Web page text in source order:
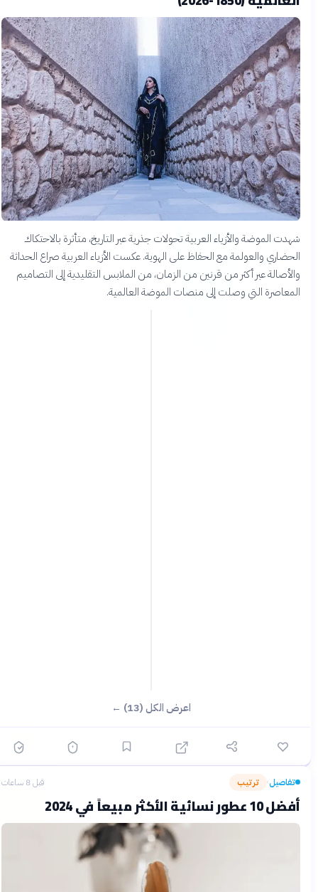
شهدت الموضة والأزياء العربية تحولات جذرية عبر التاريخ، متأثرة بالاحتكاك
الحضاري والعولمة مع الحفاظ على الهوية. عكست الأزياء العربية صراع الحداثة
والأصالة عبر أكثر من قرنين من الزمان، من الملابس التقليدية إلى التصاميم
المعاصرة التي وصلت إلى منصات الموضة العالمية.
اعرض الكل (13) ←
تفاصيل› ترتيب قبل 8 ساعات
أفضل 10 عطور نسائية الأكثر مبيعاً في 2024